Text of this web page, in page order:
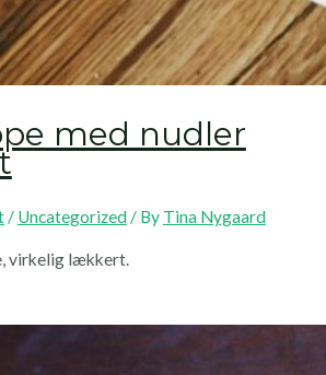
med nudler
/ Uncategorized/ By Tina Nygaard
virkelig lækkert.